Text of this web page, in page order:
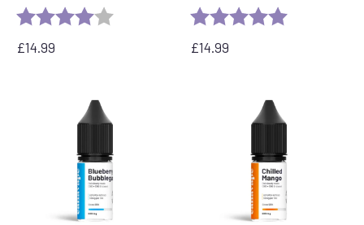
Rating: 4.0 out of 5 stars
£14.99
Rating:
£14.99